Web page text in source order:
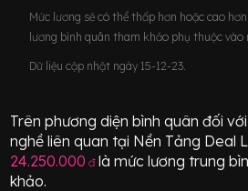
Mức lương sẽ có thể thấp hơn hoặc cao
lương bình quân tham khảo phụ thuộc vào
Dữ liệu cập nhật ngày 15-12-23.
Trên phương diện bình quân đối
nghề liên quan tại Nền Tảng Deal
24.250.000 đlà mức lương trung
khảo.